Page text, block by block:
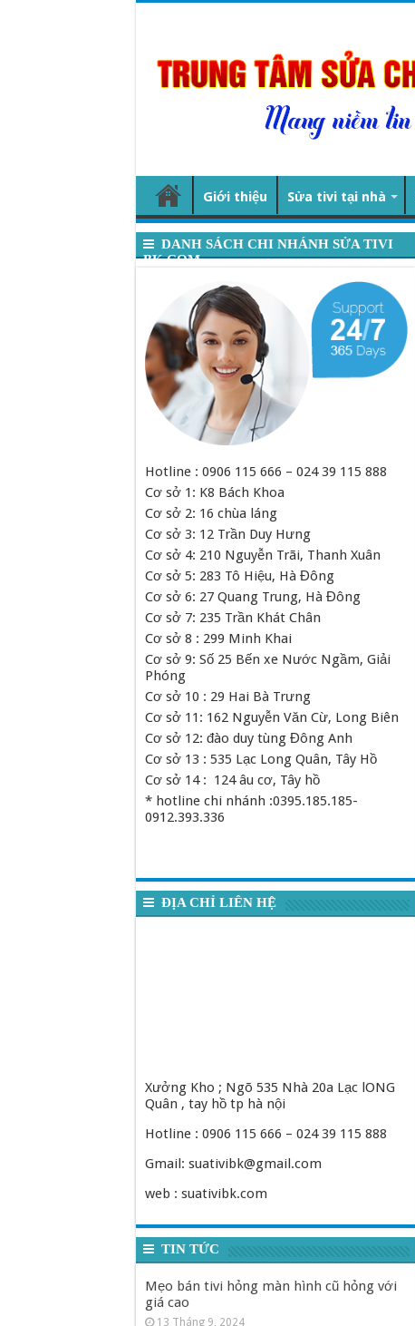
Giới thiệu Sửa tivi tại nhà
DANH SÁCH CHI NHÁNH SỬA TIVI
BK.COM
Hotline : 0906 115 666 – 024 39 115 888
Cơ sở 1: K8 Bách Khoa
Cơ sở 2: 16 chùa láng
Cơ sở 3: 12 Trần Duy Hưng
Cơ sở 4: 210 Nguyễn Trãi, Thanh Xuân
Cơ sở 5: 283 Tô Hiệu, Hà Đông
Cơ sở 6: 27 Quang Trung, Hà Đông
Cơ sở 7: 235 Trần Khát Chân
Cơ sở 8 : 299 Minh Khai
Cơ sở 9: Số 25 Bến xe Nước Ngầm, Giải
Phóng
Cơ sở 10 : 29 Hai Bà Trưng
Cơ sở 11: 162 Nguyễn Văn Cừ, Long Biên
Cơ sở 12: đào duy tùng Đông Anh
Cơ sở 13 : 535 Lạc Long Quân, Tây Hồ
Cơ sở 14 : 124 âu cơ, Tây hồ
* hotline chi nhánh :0395.185.185-
0912.393.336
ĐỊA CHỈ LIÊN HỆ
Xưởng Kho ; Ngõ 535 Nhà 20a Lạc lONG
Quân , tay hồ tp hà nội
Hotline : 0906 115 666 – 024 39 115 888
Gmail: suativibk@gmail.com
web : suativibk.com
TIN TỨC
Mẹo bán tivi hỏng màn hình cũ hỏng với
giá cao
13 Tháng 9, 2024